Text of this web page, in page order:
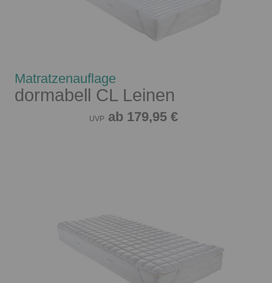
Matratzenauflage
dormabell CL Leinen
UVP ab 179,95 €